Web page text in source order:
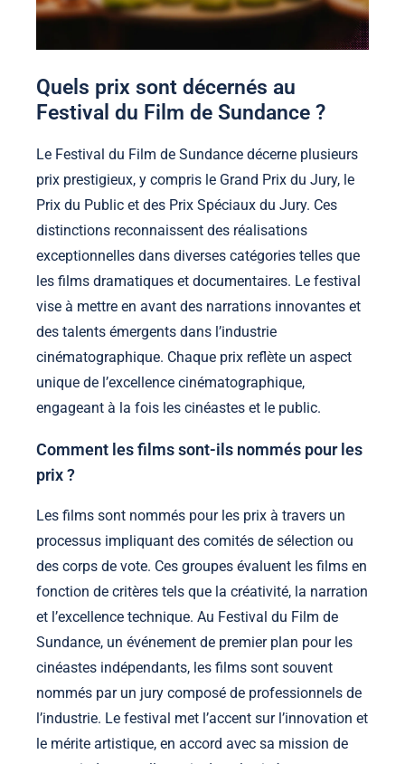
Quels prix sont décernés au
Festival du Film de Sundance ?
Le Festival du Film de Sundance décerne plusieurs
prix prestigieux, y compris le Grand Prix du Jury, le
Prix du Public et des Prix Spéciaux du Jury. Ces
distinctions reconnaissent des réalisations
exceptionnelles dans diverses catégories telles que
les films dramatiques et documentaires. Le festival
vise à mettre en avant des narrations innovantes et
des talents émergents dans l’industrie
cinématographique. Chaque prix reflète un aspect
unique de l’excellence cinématographique,
engageant à la fois les cinéastes et le public.
Comment les films sont-ils nommés pour les
prix ?
Les films sont nommés pour les prix à travers un
processus impliquant des comités de sélection ou
des corps de vote. Ces groupes évaluent les films en
fonction de critères tels que la créativité, la narration
et l’excellence technique. Au Festival du Film de
Sundance, un événement de premier plan pour les
cinéastes indépendants, les films sont souvent
nommés par un jury composé de professionnels de
l’industrie. Le festival met l’accent sur l’innovation et
le mérite artistique, en accord avec sa mission de